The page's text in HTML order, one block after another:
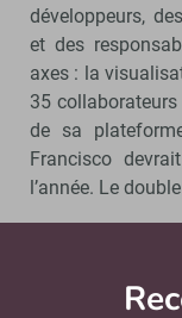
développeurs,
et des
axes : la
35
de sa
Francisco
l’année. Le